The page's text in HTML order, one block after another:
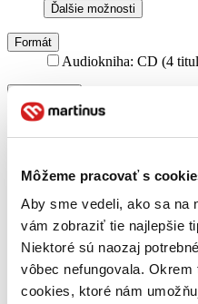
Môžeme pracovať s
Aby sme vedeli, ako sa na
vám zobraziť tie najlepšie
Niektoré sú naozaj
vôbec nefungovala.
cookies, ktoré nám
Ďalšie možnosti
Formát
Audiokniha: CD (4
Zoradiť
Bestsellery
Top hodnotené
Novinky
Najdrahšie
Najlacnejšie
Najvyššia zľava